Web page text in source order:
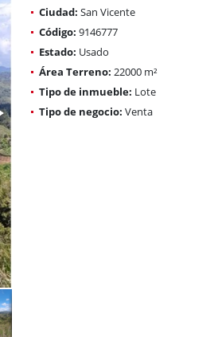
Ciudad: San Vicente
Código: 9146777
Estado: Usado
Área Terreno: 22000 m²
Tipo de inmueble: Lote
Tipo de negocio: Venta